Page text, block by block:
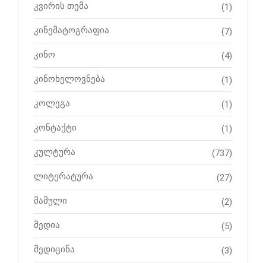
კვირის თემა (1)
კინემატოგრაფია (7)
კინო (4)
კინოხელოვნება (1)
კოლეგა (1)
კონტაქტი (1)
კულტურა (737)
ლიტერატურა (27)
მამული (2)
მედია (5)
მედიცინა (3)